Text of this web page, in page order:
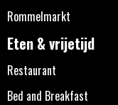
Rommelmarkt
Eten & vrijetijd
Restaurant
Bed and Breakfast